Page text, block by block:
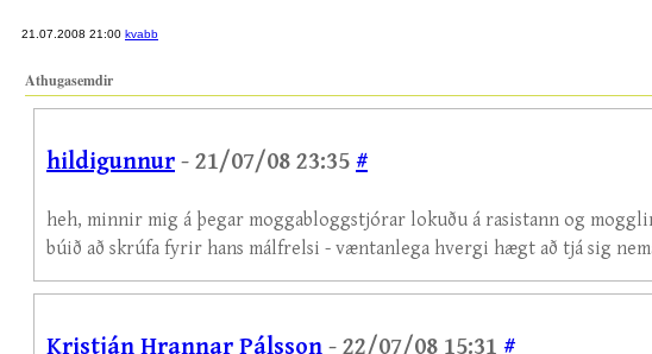
21.07.2008 21:00 kvabb
Athugasemdir
hildigunnur - 21/07/08 23:35 #
heh, minnir mig á þegar moggabloggstjórar lokuðu á rasistann og
búið að skrúfa fyrir hans málfrelsi - væntanlega hvergi hægt að tjá sig
Kristján Hrannar Pálsson - 22/07/08 15:31 #